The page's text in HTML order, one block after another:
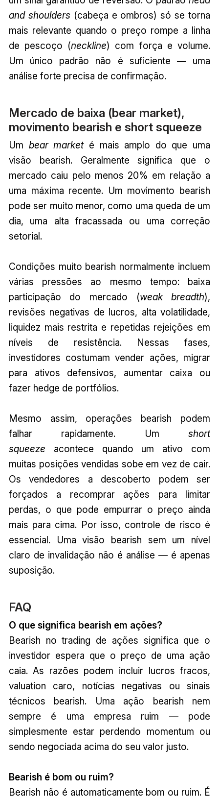
and shoulders (cabeça e ombros) só se torna
mais relevante quando o preço rompe a linha
de pescoço (neckline) com força e volume.
Um único padrão não é suficiente — uma
análise forte precisa de confirmação.
Mercado de baixa (bear market),
movimento bearish e short squeeze
Um bear marketé mais amplo do que uma
visão bearish. Geralmente significa que o
mercado caiu pelo menos 20% em relação a
uma máxima recente. Um movimento bearish
pode ser muito menor, como uma queda de um
dia, uma alta fracassada ou uma correção
setorial.
Condições muito bearish normalmente incluem
várias pressões ao mesmo tempo: baixa
participação do mercado (weak breadth),
revisões negativas de lucros, alta volatilidade,
liquidez mais restrita e repetidas rejeições em
níveis de resistência. Nessas fases,
investidores costumam vender ações, migrar
para ativos defensivos, aumentar caixa ou
fazer hedge de portfólios.
Mesmo assim, operações bearish podem
falhar rapidamente. Umshort
squeeze acontece quando um ativo com
muitas posições vendidas sobe em vez de cair.
Os vendedores a descoberto podem ser
forçados a recomprar ações para limitar
perdas, o que pode empurrar o preço ainda
mais para cima. Por isso, controle de risco é
essencial. Uma visão bearish sem um nível
claro de invalidação não é análise — é apenas
suposição.
FAQ
O que significa bearish em ações?
Bearish no trading de ações significa que o
investidor espera que o preço de uma ação
caia. As razões podem incluir lucros fracos,
valuation caro, notícias negativas ou sinais
técnicos bearish. Uma ação bearish nem
sempre é uma empresa ruim — pode
simplesmente estar perdendo momentum ou
sendo negociada acima do seu valor justo.
Bearish é bom ou ruim?
Bearish não é automaticamente bom ou ruim. É